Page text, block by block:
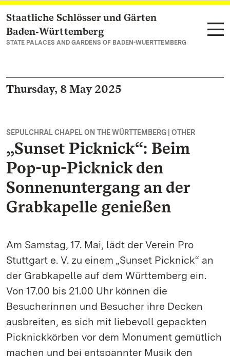
Navigate to main page
Staatliche Schlösser und Gärten
Baden‑Württemberg
STATE PALACES AND GARDENS OF BADEN-WUERTTEMBERG
Thursday, 8 May 2025
SEPULCHRAL CHAPEL ON THE WÜRTTEMBERG | OTHER
„Sunset Picknick“: Beim
Pop-up-Picknick den
Sonnenuntergang an der
Grabkapelle genießen
Am Samstag, 17. Mai, lädt der Verein Pro
Stuttgart e. V. zu einem „Sunset Picknick“ an
der Grabkapelle auf dem Württemberg ein.
Von 17.00 bis 21.00 Uhr können die
Besucherinnen und Besucher ihre Decken
ausbreiten, es sich mit liebevoll gepackten
Picknickkörben vor dem Monument gemütlich
machen und bei entspannter Musik den